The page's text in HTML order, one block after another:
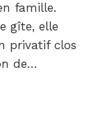
famille.
gîte, elle
privatif clos
de…